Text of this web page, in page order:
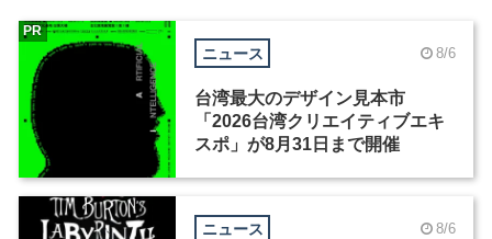
ニュース 8/6
台湾最大のデザイン見本市
「2026台湾クリエイティブエキ
スポ」が8月31日まで開催
PR
ニュース 8/6